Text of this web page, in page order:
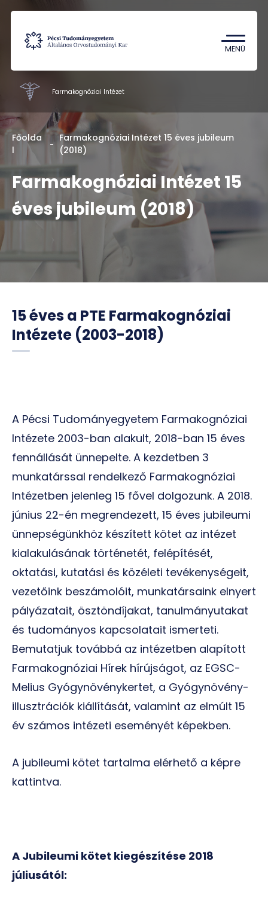
MENÜ
Tantárgykereső
Campus térkép
GYTK intézetei
Oktatás
Kutatás
Rólunk
Farmakognóziai Intézet
Főolda
l
Farmakognóziai Intézet 15 éves jubileum
(2018)
Farmakognóziai Intézet 15
éves jubileum (2018)
15 éves a PTE Farmakognóziai
Intézete (2003-2018)
A Pécsi Tudományegyetem Farmakognóziai
Intézete 2003-ban alakult, 2018-ban 15 éves
fennállását ünnepelte. A kezdetben 3
munkatárssal rendelkező Farmakognóziai
Intézetben jelenleg 15 fővel dolgozunk. A 2018.
június 22-én megrendezett, 15 éves jubileumi
ünnepségünkhöz készített kötet az intézet
kialakulásának történetét, felépítését,
oktatási, kutatási és közéleti tevékenységeit,
vezetőink beszámolóit, munkatársaink elnyert
pályázatait, ösztöndíjakat, tanulmányutakat
és tudományos kapcsolatait ismerteti.
Bemutatjuk továbbá az intézetben alapított
Farmakognóziai Hírek hírújságot, az EGSC-
Melius Gyógynövénykertet, a Gyógynövény-
illusztrációk kiállítását, valamint az elmúlt 15
év számos intézeti eseményét képekben.
A jubileumi kötet tartalma elérhető a képre
kattintva.
A Jubileumi kötet kiegészítése 2018
júliusától: